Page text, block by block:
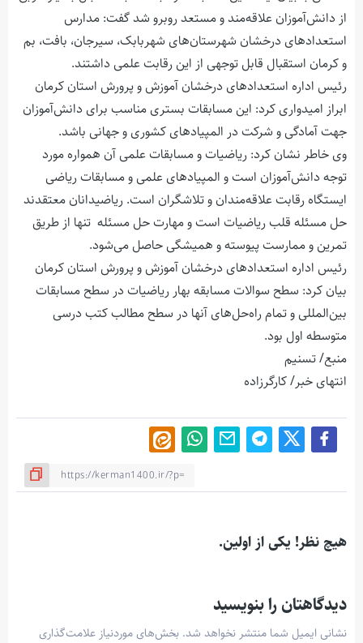
از دانش‌آموزان علاقه‌مند و مستعد روبرو شد گفت: مدارس
استعدادهای درخشان شهرستان‌های شهربابک، سیرجان، بافت، بم
و کرمان استقبال قابل توجهی از این رقابت علمی داشتند.
رئیس اداره استعدادهای درخشان آموزش و پرورش استان کرمان
ابراز امیدواری کرد: این مسابقات بستری مناسب برای دانش‌آموزان
جهت آمادگی و شرکت در المپیادهای کشوری و جهانی باشد.
وی خاطر نشان کرد: ریاضیات و مسابقات علمی آن همواره مورد
توجه دانش‌آموزان است و المپیادهای علمی و مسابقات ریاضی
ایستگاه رقابت علاقه‌مندان و تلاشگران است. ریاضیدانان معتقدند
حل مسئله قلب ریاضیات است و مهارت حل مسئله تنها از طریق
تمرین و ممارست پیوسته و همیشگی حاصل می‌شود.
رئیس اداره استعدادهای درخشان آموزش و پرورش استان کرمان
بیان کرد: سطح سوالات مسابقه بهار ریاضیات در سطح مسابقات
بین‌المللی و تمام راه‌حل‌های آنها در سطح مطالب کتب درسی
متوسطه اول بود.
منبع/ تسنیم
انتهای خبر/ کارگرزاده
هیچ نظر! یکی از اولین.
دیدگاهتان را بنویسید
نشانی ایمیل شما منتشر نخواهد شد. بخش‌های موردنیاز علامت‌گذاری